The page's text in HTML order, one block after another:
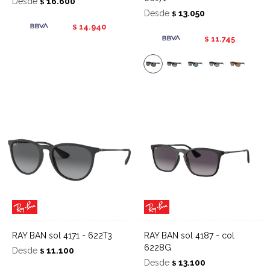
$
$ 14.940
Desde $ 13.050
$ 11.745
RAY BAN sol 4171 - 622T3
Desde $ 11.100
RAY BAN sol 4187 - col
6228G
Desde $ 13.100